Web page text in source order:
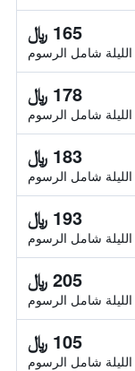
165 ﷼
شامل الرسوم
178 ﷼
شامل الرسوم
183 ﷼
شامل الرسوم
193 ﷼
شامل الرسوم
205 ﷼
شامل الرسوم
105 ﷼
شامل الرسوم